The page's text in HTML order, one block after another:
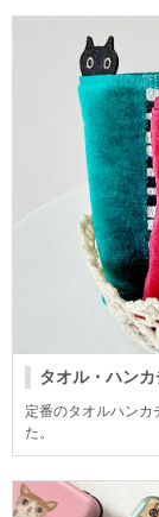
タオル・ハンカ
定番のタオルハンカ
た。